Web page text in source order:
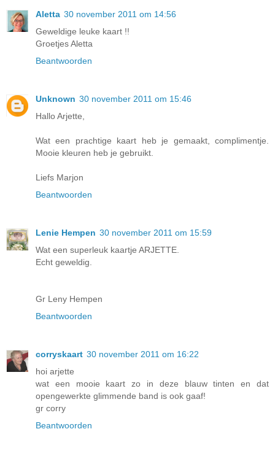
Aletta 30 november 2011 om 14:56
Geweldige leuke kaart !!
Groetjes Aletta
Beantwoorden
Unknown 30 november 2011 om 15:46
Hallo Arjette,
Wat een prachtige kaart heb je gemaakt, complimentje.
Mooie kleuren heb je gebruikt.
Liefs Marjon
Beantwoorden
Lenie Hempen 30 november 2011 om 15:59
Wat een superleuk kaartje ARJETTE.
Echt geweldig.
Gr Leny Hempen
Beantwoorden
corryskaart 30 november 2011 om 16:22
hoi arjette
wat een mooie kaart zo in deze blauw tinten en dat
opengewerkte glimmende band is ook gaaf!
gr corry
Beantwoorden